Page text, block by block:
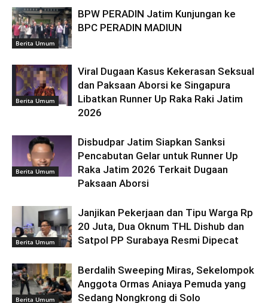
Berita Umum
BPW PERADIN Jatim Kunjungan ke
BPC PERADIN MADIUN
Berita Umum
Viral Dugaan Kasus Kekerasan Seksual
dan Paksaan Aborsi ke Singapura
Libatkan Runner Up Raka Raki Jatim
2026
Berita Umum
Disbudpar Jatim Siapkan Sanksi
Pencabutan Gelar untuk Runner Up
Raka Jatim 2026 Terkait Dugaan
Paksaan Aborsi
Berita Umum
Janjikan Pekerjaan dan Tipu Warga Rp
20 Juta, Dua Oknum THL Dishub dan
Satpol PP Surabaya Resmi Dipecat
Berita Umum
Berdalih Sweeping Miras, Sekelompok
Anggota Ormas Aniaya Pemuda yang
Sedang Nongkrong di Solo